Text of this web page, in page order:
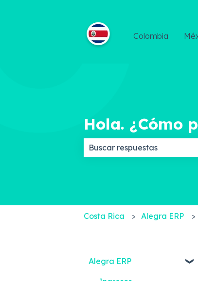
Colombia
Hola. ¿Cómo
Costa Rica Alegra ERP
Alegra ERP